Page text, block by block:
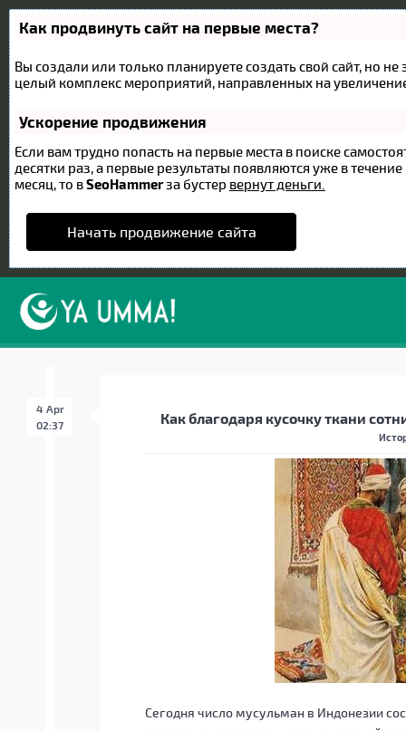
Как продвинуть сайт на первые места?
Вы создали или только планируете создать свой сайт, но
целый комплекс мероприятий, направленных на
Ускорение продвижения
Если вам трудно попасть на первые места в поиске
десятки раз, а первые результаты появляются уже в
месяц, то вSeoHammerза бустер вернут деньги.
Начать продвижение сайта
4 Apr
02:37
Как благодаря кусочку ткани
Сегодня число мусульман в Индонезии